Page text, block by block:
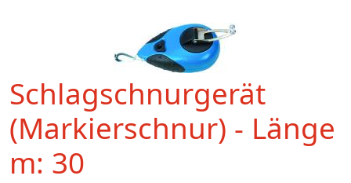
Schlagschnurgerät
(Markierschnur) - Länge
m: 30